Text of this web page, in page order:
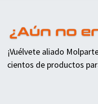
¡Vuélvete aliado
cientos de productos